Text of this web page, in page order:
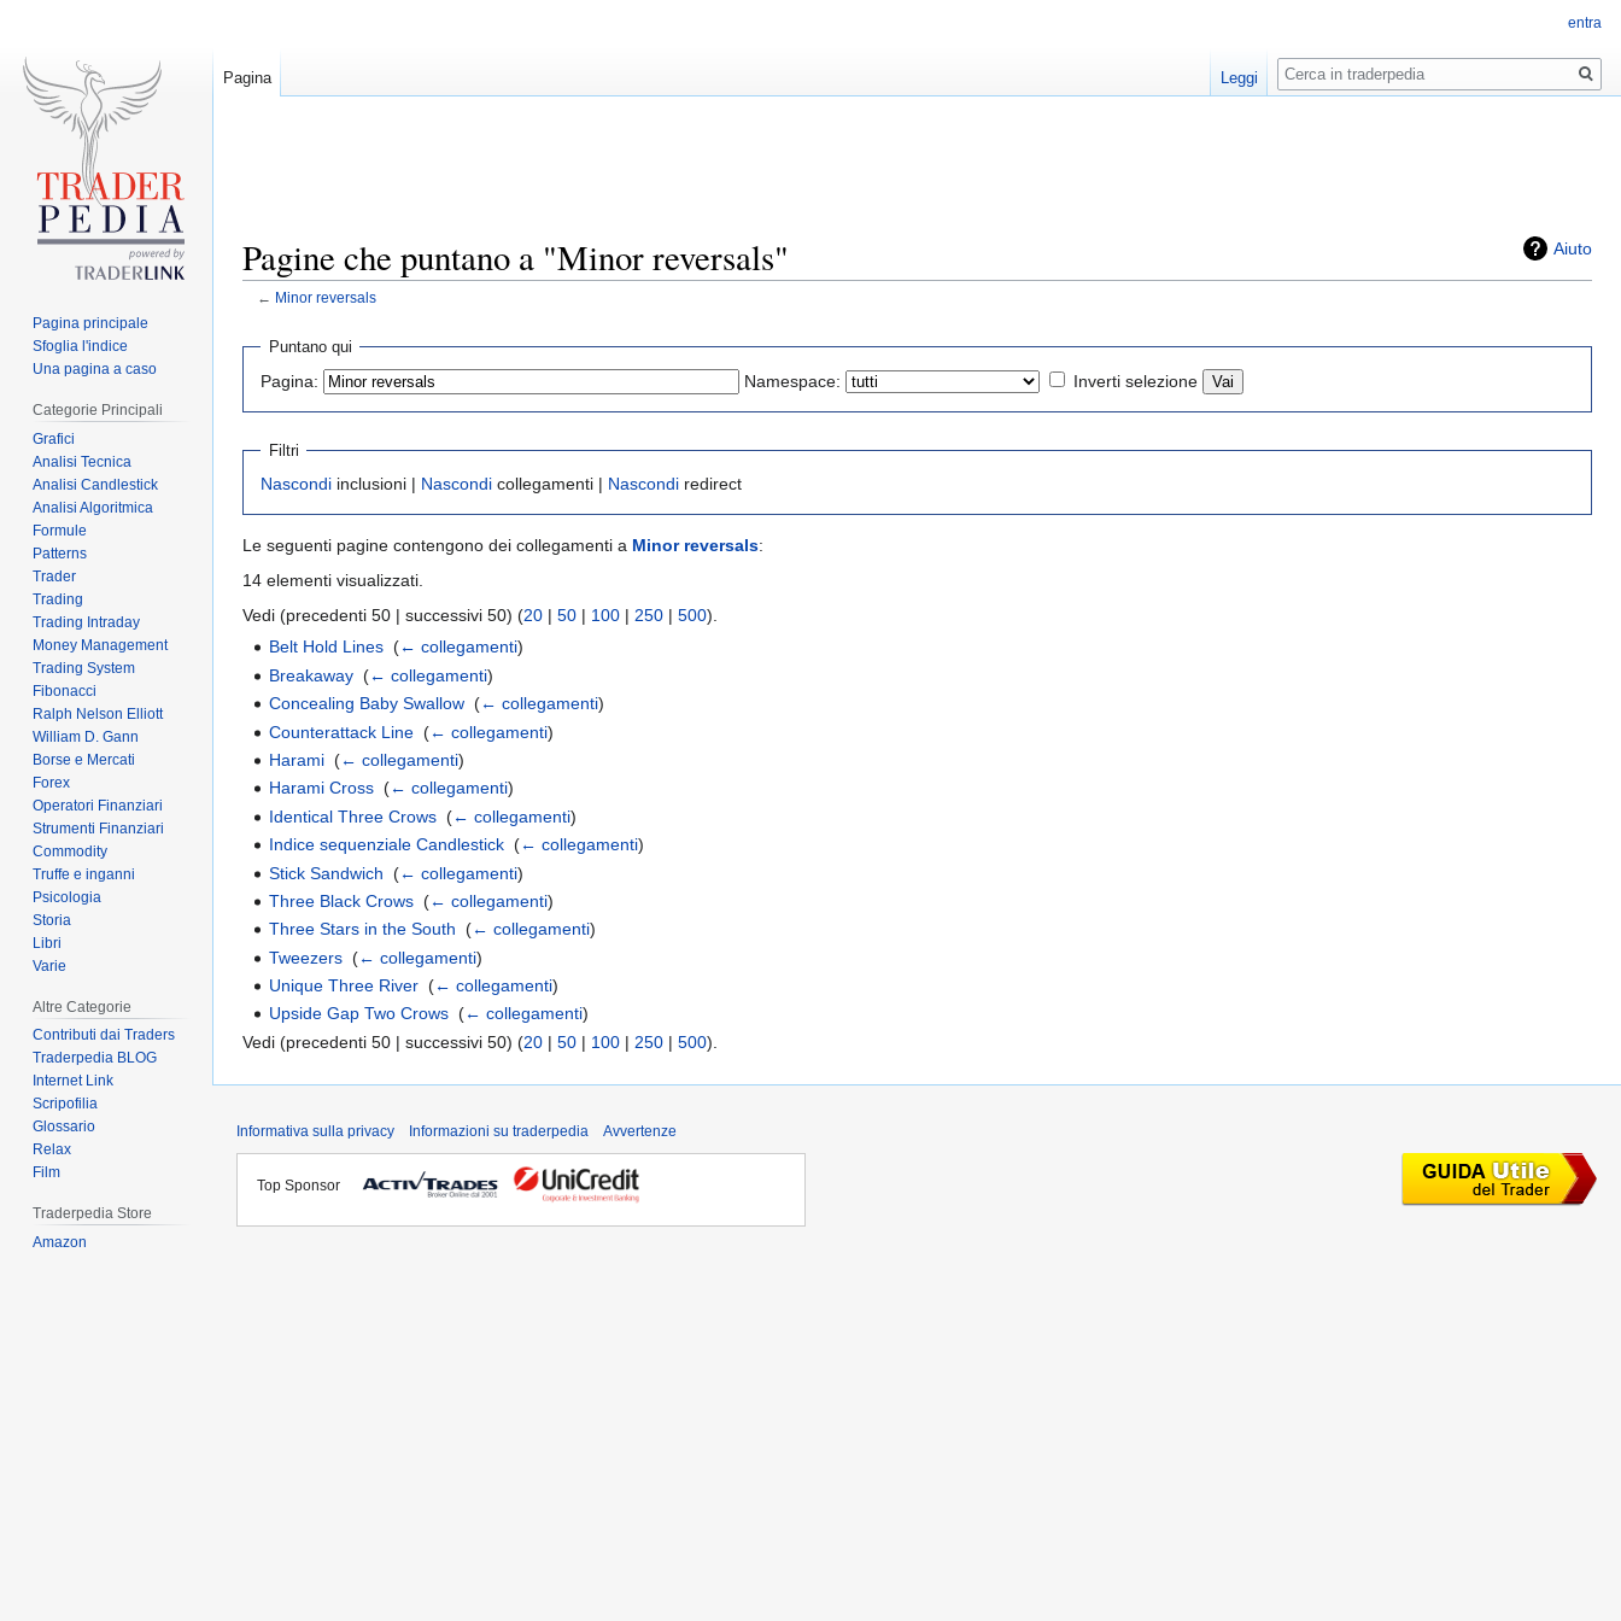
Aiuto
Pagine che puntano a "Minor reversals"
← Minor reversals
Jump
navigation
Jump
search
Puntano qui
Pagina: Namespace: Inverti selezione
Filtri
Nascondi inclusioni | Nascondi collegamenti | Nascondi redirect
Le seguenti pagine contengono dei collegamenti a Minor reversals:
14 elementi visualizzati.
Vedi (precedenti 50 | successivi 50) (20 | 50 | 100 | 250 | 500).
Belt Hold Lines ‎(← collegamenti)
Breakaway ‎(← collegamenti)
Concealing Baby Swallow ‎(← collegamenti)
Counterattack Line ‎(← collegamenti)
Harami ‎(← collegamenti)
Harami Cross ‎(← collegamenti)
Identical Three Crows ‎(← collegamenti)
Indice sequenziale Candlestick ‎(← collegamenti)
Stick Sandwich ‎(← collegamenti)
Three Black Crows ‎(← collegamenti)
Three Stars in the South ‎(← collegamenti)
Tweezers ‎(← collegamenti)
Unique Three River ‎(← collegamenti)
Upside Gap Two Crows ‎(← collegamenti)
Vedi (precedenti 50 | successivi 50) (20 | 50 | 100 | 250 | 500).
entra
Pagina Leggi
Ricerca
Pagina principale
Sfoglia l'indice
Una pagina a caso
Categorie Principali
Grafici
Analisi Tecnica
Analisi Candlestick
Analisi Algoritmica
Formule
Patterns
Trader
Trading
Trading Intraday
Money Management
Trading System
Fibonacci
Ralph Nelson Elliott
William D. Gann
Borse e Mercati
Forex
Operatori Finanziari
Strumenti Finanziari
Commodity
Truffe e inganni
Psicologia
Storia
Libri
Varie
Altre Categorie
Contributi dai Traders
Traderpedia BLOG
Internet Link
Scripofilia
Glossario
Relax
Film
Traderpedia Store
Amazon
Informativa sulla privacy Informazioni su traderpedia Avvertenze
Top Sponsor